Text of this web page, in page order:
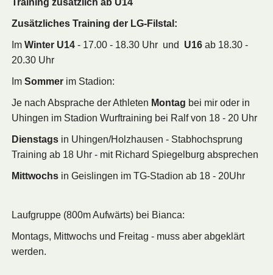
Training zusätzlich ab U14
Zusätzliches Training der LG-Filstal:
Im Winter U14- 17.00 - 18.30 Uhr und U16ab 18.30 -
20.30 Uhr
Im Sommerim Stadion:
Je nach Absprache der Athleten Montag bei mir oder in
Uhingen im Stadion Wurftraining bei Ralf von 18 - 20 Uhr
Dienstagsin Uhingen/Holzhausen - Stabhochsprung
Training ab 18 Uhr - mit Richard Spiegelburg absprechen
Mittwochsin Geislingen im TG-Stadion ab 18 - 20Uhr
Laufgruppe (800m Aufwärts) bei Bianca:
Montags, Mittwochs und Freitag - muss aber abgeklärt
werden.